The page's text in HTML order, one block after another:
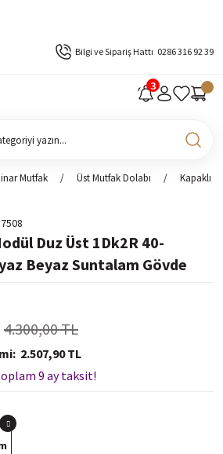
Bilgi ve Sipariş Hattı 0286 316 92 39
Mutfak Üst Mutfak Dolabı Kapaklı
Duz Üst 1Dk2R 40-
Beyaz Suntalam Gövde
4.300,00 TL
2.507,90 TL
9 ay taksit!